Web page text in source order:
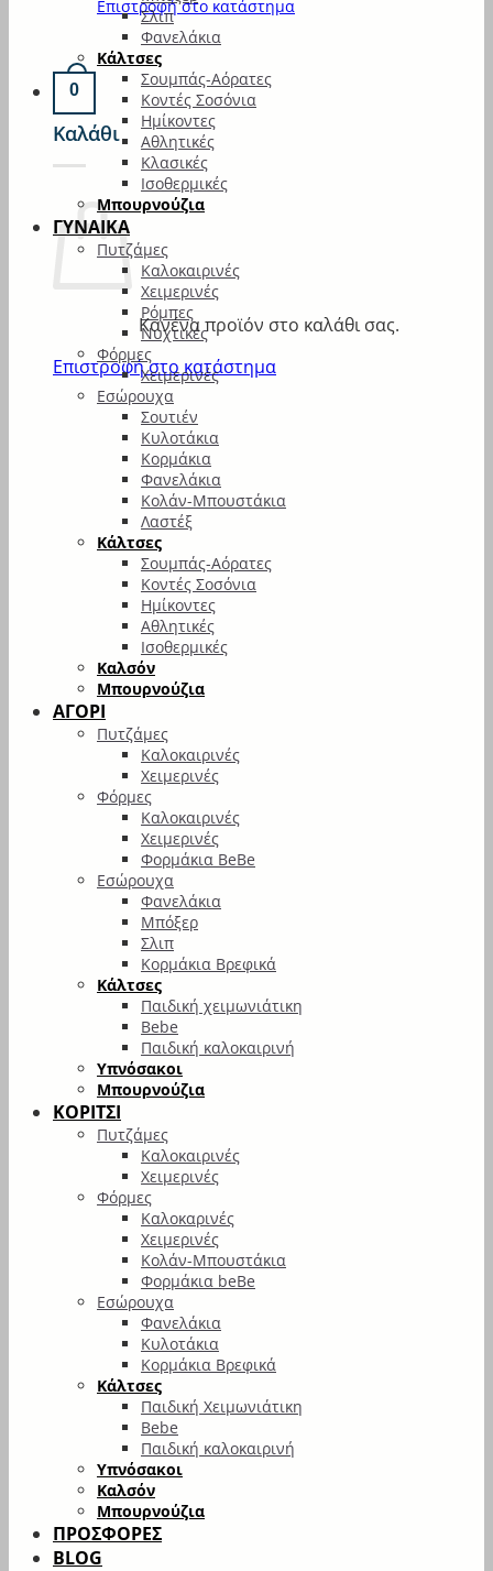
Επιστροφή στο κατάστημα
0
Καλάθι
Κανένα προϊόν στο καλάθι σας.
Επιστροφή στο κατάστημα
Σλιπ
Φανελάκια
Κάλτσες
Σουμπάς-Αόρατες
Κοντές Σοσόνια
Ημίκοντες
Αθλητικές
Κλασικές
Ισοθερμικές
Μπουρνούζια
ΓΥΝΑΙΚΑ
Πυτζάμες
Καλοκαιρινές
Χειμερινές
Ρόμπες
Νυχτικές
Φόρμες
Χειμερινές
Εσώρουχα
Σουτιέν
Κυλοτάκια
Κορμάκια
Φανελάκια
Κολάν-Μπουστάκια
Λαστέξ
Κάλτσες
Σουμπάς-Αόρατες
Κοντές Σοσόνια
Ημίκοντες
Αθλητικές
Ισοθερμικές
Καλσόν
Μπουρνούζια
ΑΓΟΡΙ
Πυτζάμες
Καλοκαιρινές
Χειμερινές
Φόρμες
Καλοκαιρινές
Χειμερινές
Φορμάκια BeBe
Εσώρουχα
Φανελάκια
Μπόξερ
Σλιπ
Κορμάκια Βρεφικά
Κάλτσες
Παιδική χειμωνιάτικη
Bebe
Παιδική καλοκαιρινή
Υπνόσακοι
Μπουρνούζια
ΚΟΡΙΤΣΙ
Πυτζάμες
Καλοκαιρινές
Χειμερινές
Φόρμες
Καλοκαρινές
Χειμερινές
Κολάν-Μπουστάκια
Φορμάκια beBe
Εσώρουχα
Φανελάκια
Κυλοτάκια
Κορμάκια Βρεφικά
Κάλτσες
Παιδική Χειμωνιάτικη
Bebe
Παιδική καλοκαιρινή
Υπνόσακοι
Καλσόν
Μπουρνούζια
ΠΡΟΣΦΟΡΕΣ
BLOG